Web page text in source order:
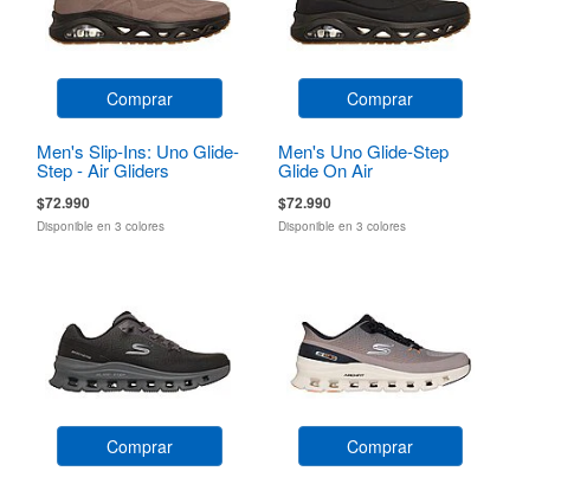
Comprar
Men's Slip-Ins: Uno Glide-
Step - Air Gliders
$72.990
Disponible en 3 colores
Comprar
Men's Uno Glide-Step
Glide On Air
$72.990
Disponible en 3 colores
Comprar Comprar